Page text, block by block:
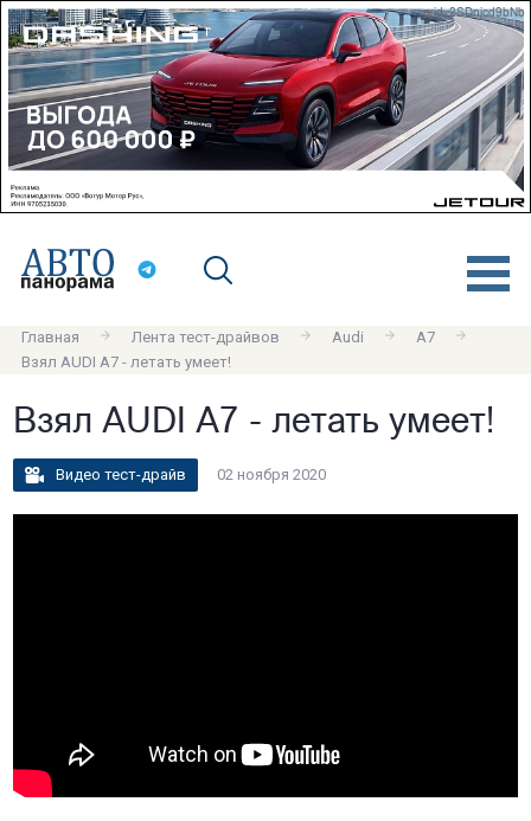
erid: 2SDnjcd9bNb
Главная Лента тест-драйвов Audi
A7
Взял AUDI A7 - летать умеет!
Взял AUDI A7 - летать умеет!
Видео тест-драйв 02 ноября 2020